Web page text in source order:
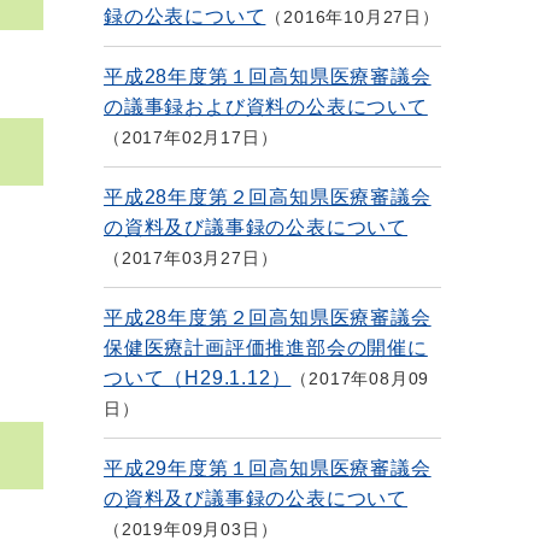
録の公表について
2016年10月27日
平成28年度第１回高知県医療審議会
の議事録および資料の公表について
2017年02月17日
平成28年度第２回高知県医療審議会
の資料及び議事録の公表について
2017年03月27日
平成28年度第２回高知県医療審議会
保健医療計画評価推進部会の開催に
ついて（H29.1.12）
2017年08月09
日
平成29年度第１回高知県医療審議会
の資料及び議事録の公表について
2019年09月03日